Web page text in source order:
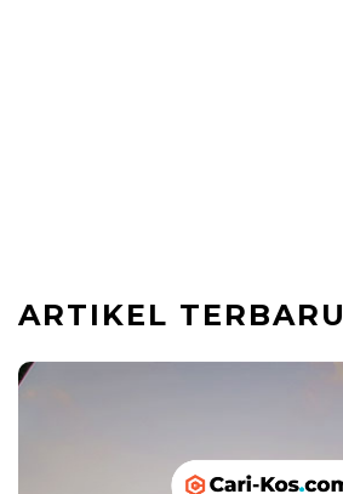
ARTIKEL TERBARU